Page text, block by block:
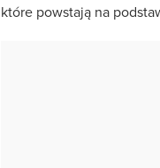
które powstają na